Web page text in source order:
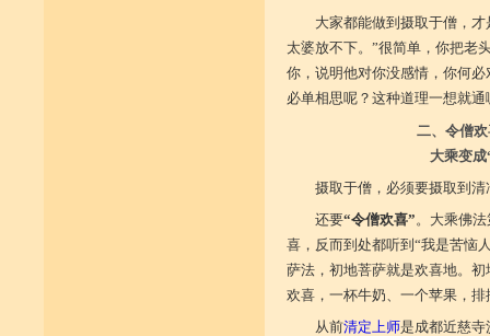
大家都能做到摄取于僧，
太婆放不下。”很简单，你把老
你，说明他对你没感情，你何
必单相思呢？这种道理一想就通
二、令僧
大乘变
摄取于僧，必须要摄取到
还要“令僧欢喜”。大乘佛
喜，反而到处都听到“我是苦恼
萨法，初地菩萨就是欢喜地。
欢喜，一杯牛奶、一个苹果，
从前清定上师是成都近慈寺